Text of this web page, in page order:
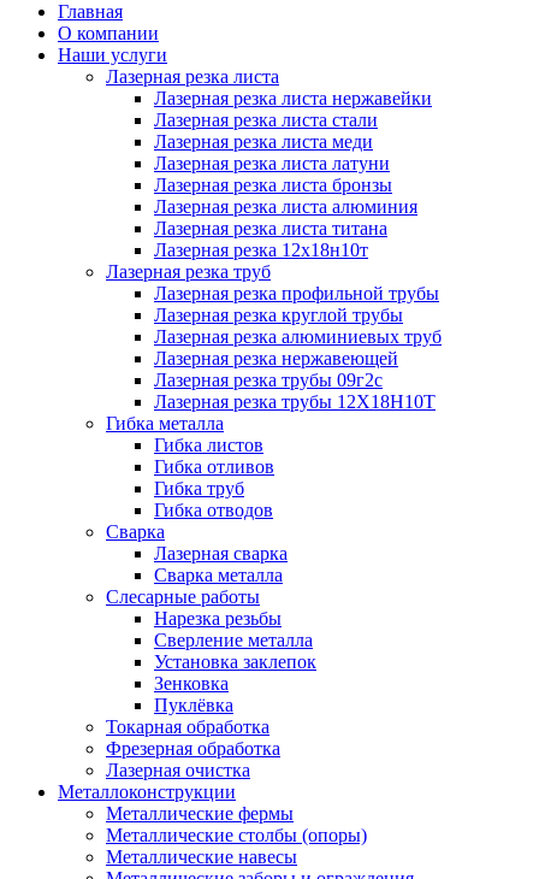
Главная
О компании
Наши услуги
Лазерная резка листа
Лазерная резка листа нержавейки
Лазерная резка листа стали
Лазерная резка листа меди
Лазерная резка листа латуни
Лазерная резка листа бронзы
Лазерная резка листа алюминия
Лазерная резка листа титана
Лазерная резка 12х18н10т
Лазерная резка труб
Лазерная резка профильной трубы
Лазерная резка круглой трубы
Лазерная резка алюминиевых труб
Лазерная резка нержавеющей
Лазерная резка трубы 09г2с
Лазерная резка трубы 12Х18Н10Т
Гибка металла
Гибка листов
Гибка отливов
Гибка труб
Гибка отводов
Сварка
Лазерная сварка
Сварка металла
Слесарные работы
Нарезка резьбы
Сверление металла
Установка заклепок
Зенковка
Пуклёвка
Токарная обработка
Фрезерная обработка
Лазерная очистка
Металлоконструкции
Металлические фермы
Металлические столбы (опоры)
Металлические навесы